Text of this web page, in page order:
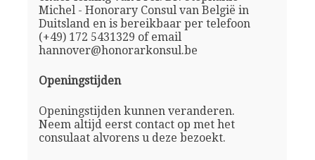
Michel - Honorary Consul van België in
Duitsland en is bereikbaar per telefoon
(+49) 172 5431329 of email
hannover@honorarkonsul.be
Openingstijden
Openingstijden kunnen veranderen.
Neem altijd eerst contact op met het
consulaat alvorens u deze bezoekt.